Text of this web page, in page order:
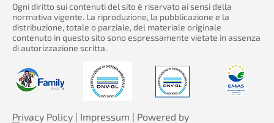
Ogni diritto sui contenuti del sito è riservato ai sensi della
normativa vigente. La riproduzione, la pubblicazione e la
distribuzione, totale o parziale, del materiale originale
contenuto in questo sito sono espressamente vietate in assenza
di autorizzazione scritta.
Privacy Policy | Impressum | Powered by